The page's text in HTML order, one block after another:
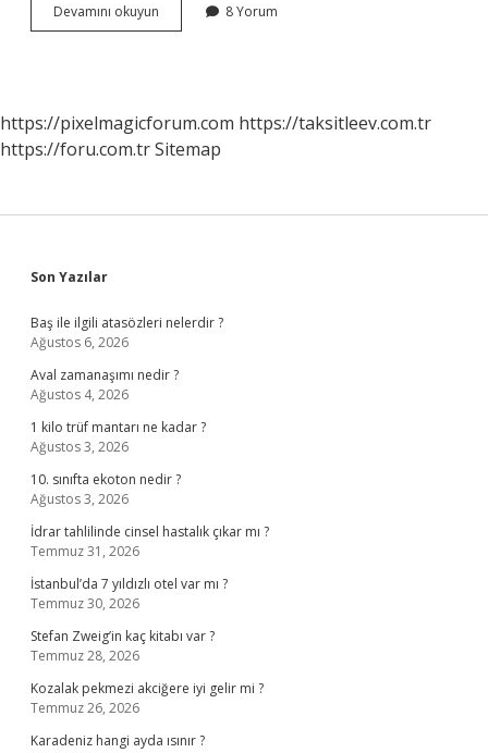
Devamını okuyun Minimalizm
Tersi
8 Yorum
https://pixelmagicforum.com https://taksitleev.com.tr
https://foru.com.trSitemap
Sidebar
Son Yazılar
Baş ile ilgili atasözleri nelerdir ?
Ağustos 6, 2026
Aval zamanaşımı nedir ?
Ağustos 4, 2026
1 kilo trüf mantarı ne kadar ?
Ağustos 3, 2026
10. sınıfta ekoton nedir ?
Ağustos 3, 2026
İdrar tahlilinde cinsel hastalık çıkar mı ?
Temmuz 31, 2026
İstanbul’da 7 yıldızlı otel var mı ?
Temmuz 30, 2026
Stefan Zweig’in kaç kitabı var ?
Temmuz 28, 2026
Kozalak pekmezi akciğere iyi gelir mi ?
Temmuz 26, 2026
Karadeniz hangi ayda ısınır ?